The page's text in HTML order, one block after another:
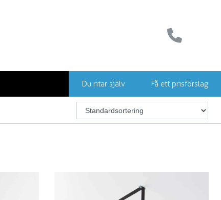
Du ritar själv Få ett prisförslag